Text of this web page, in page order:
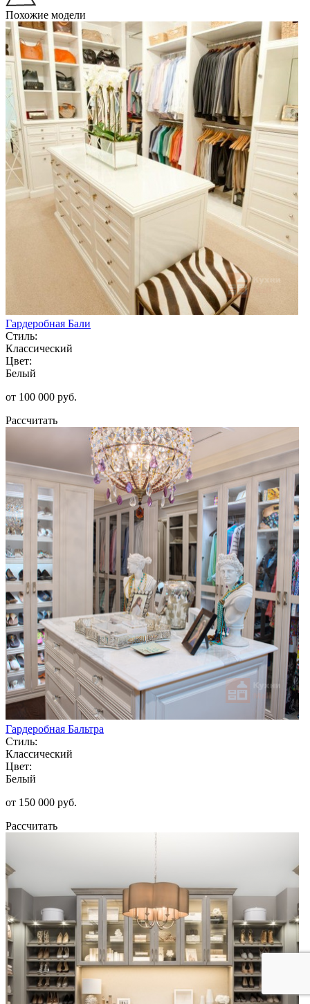
Похожие модели
Гардеробная Бали
Стиль:
Классический
Цвет:
Белый
от 100 000 руб.
Рассчитать
Гардеробная Бальтра
Стиль:
Классический
Цвет:
Белый
от 150 000 руб.
Рассчитать